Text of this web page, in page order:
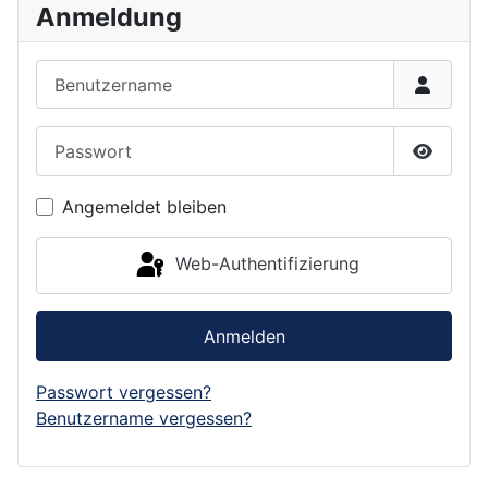
Anmeldung
Angemeldet bleiben
Web-Authentifizierung
Anmelden
Passwort vergessen?
Benutzername vergessen?